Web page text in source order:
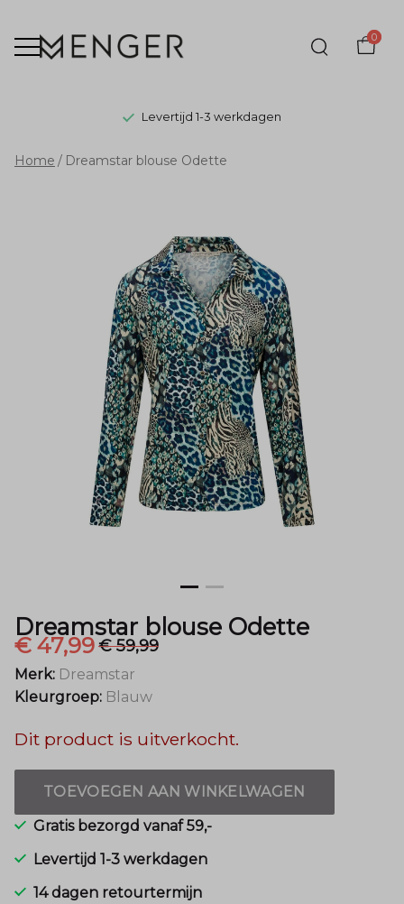
0
Levertijd 1-3 werkdagen
Dreamstar
Odette
Menger
Mode
Home Dreamstar blouse Odette
Dreamstar blouse Odette
€ 47,99€ 59,99
Merk: Dreamstar
Kleurgroep: Blauw
Dit product is uitverkocht.
TOEVOEGEN AAN WINKELWAGEN
Gratis bezorgd vanaf 59,-
Levertijd 1-3 werkdagen
14 dagen retourtermijn